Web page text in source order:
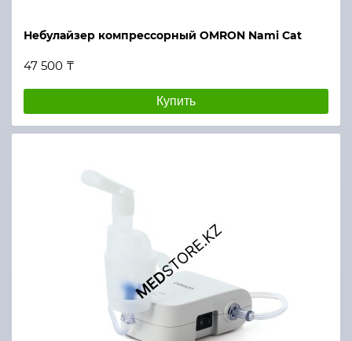
Небулайзер компрессорный OMRON Nami Cat
47 500 ₸
Купить